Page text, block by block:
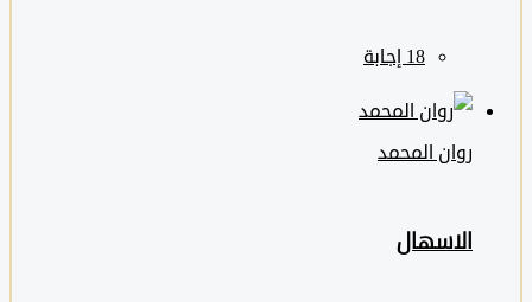
روان المحمد
الاسهال